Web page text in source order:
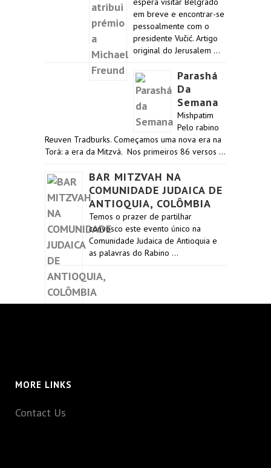
em breve e encontrar-se
pessoalmente com o
presidente Vučić. Artigo
original do Jerusalem …
Parashá
Da
Semana
Mishpatim
Pelo rabino
Reuven Tradburks. Começamos uma nova era na
Torá: a era da Mitzvá. Nos primeiros 86 versos …
BAR MITZVAH NA
COMUNIDADE JUDAICA DE
ANTIOQUIA, COLÔMBIA
Temos o prazer de partilhar
convosco este evento único na
Comunidade Judaica de Antioquia e
as palavras do Rabino …
MORE LINKS
Contact Us